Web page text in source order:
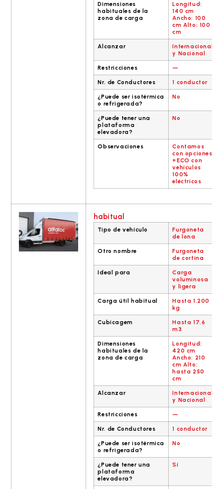
Dimensiones
habituales de la
zona de carga
Longitud:
140 cm
Ancho: 100
cm Alto: 100
cm
Alcanzar
Internacional
y Nacional
Restricciones —
Nr. de Conductores 1 conductor
¿Puede ser isotérmica
o refrigerada?
No
¿Puede tener una
plataforma
elevadora?
No
Observaciones
Contamos
con opciones
+ECO con
vehículos
100%
eléctricos
habitual
Tipo de vehículo
Furgoneta
de lona
Otro nombre
Furgoneta
de cortina
Ideal para
Carga
voluminosa
y ligera
Carga útil habitual
Hasta 1.200
kg
Cubicagem
Hasta 17,6
m3
Dimensiones
habituales de la
zona de carga
Longitud:
420 cm
Ancho: 210
cm Alto:
hasta 250
cm
Alcanzar
Internacional
y Nacional
Restricciones —
Nr. de Conductores 1 conductor
¿Puede ser isotérmica
o refrigerada?
No
¿Puede tener una
plataforma
elevadora?
Sí